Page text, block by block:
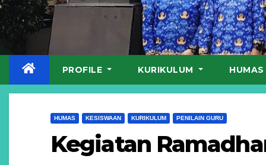
PROFILE KURIKULUM HUMAS
HUMAS KESISWAAN KURIKULUM PENILAIN GURU
Kegiatan